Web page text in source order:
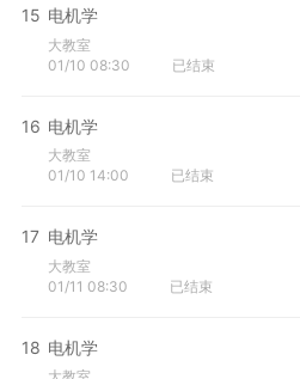
15 电机学
大教室
01/10 08:30
已结束
16 电机学
大教室
01/10 14:00
已结束
17 电机学
大教室
01/11 08:30
已结束
18 电机学